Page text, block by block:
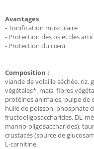
Avantages
- Tonification musculaire
- Protection des os et des
- Protection du cœur
Composition :
viande de volaille séchée, riz,
végétales*, maïs, fibres
protéines animales, pulpe de
huile de poisson, phosphate
fructooligosaccharides, DL-
manno-oligosaccharides),
crustacés (source de
L-carnitine.